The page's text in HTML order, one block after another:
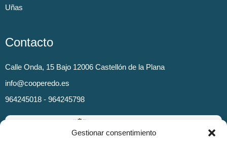
Gestionar consentimiento
Uñas
Contacto
Calle Onda, 15 Bajo 12006 Castellón de la Plana
info@cooperedo.es
964245018 - 964245798